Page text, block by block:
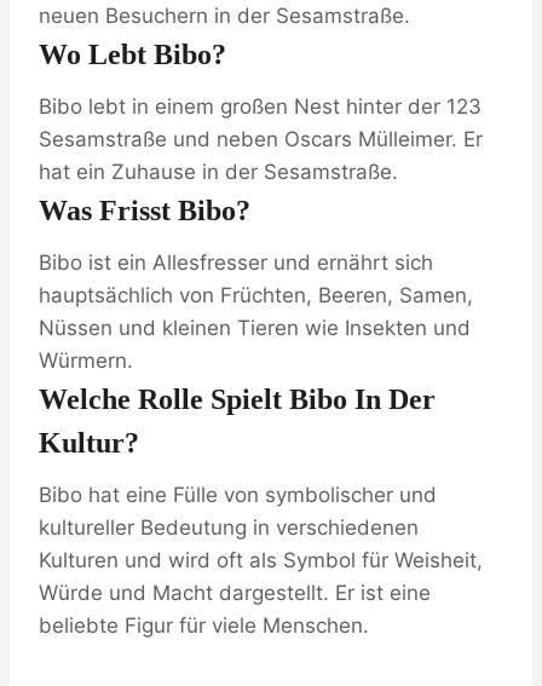
neuen Besuchern in der Sesamstraße.
Wo Lebt Bibo?
Bibo lebt in einem großen Nest hinter der 123
Sesamstraße und neben Oscars Mülleimer. Er
hat ein Zuhause in der Sesamstraße.
Was Frisst Bibo?
Bibo ist ein Allesfresser und ernährt sich
hauptsächlich von Früchten, Beeren, Samen,
Nüssen und kleinen Tieren wie Insekten und
Würmern.
Welche Rolle Spielt Bibo In Der
Kultur?
Bibo hat eine Fülle von symbolischer und
kultureller Bedeutung in verschiedenen
Kulturen und wird oft als Symbol für Weisheit,
Würde und Macht dargestellt. Er ist eine
beliebte Figur für viele Menschen.